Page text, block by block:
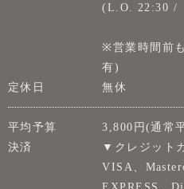
(L.O. 22:30 /
※営業時間前
有)
定休日
無休
平均予算
3,800円(通常
決済
▼クレジット
VISA、